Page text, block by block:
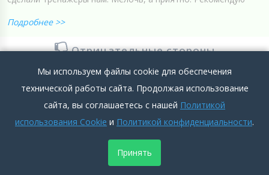
Подробнее >>
Отрицательные стороны
да вроде нет
Подробнее >>
0 0 Добавить комментарий
Мы используем файлы cookie для обеспечения
технической работы сайта. Продолжая использование
сайта, вы соглашаетесь с нашей Политикой
использования Cookie и Политикой конфиденциальности.
Принять